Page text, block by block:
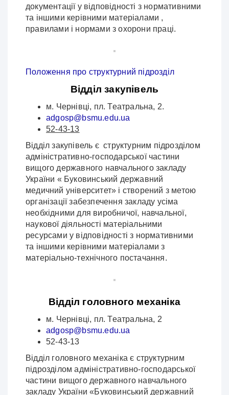
документації у відповідності з нормативними
та іншими керівними матеріалами ,
правилами і нормами з охорони праці.
Положення про структурний підрозділ
Відділ закупівель
м. Чернівці, пл. Театральна, 2.
adgosp@bsmu.edu.ua
52-43-13
Відділ закупівель є структурним підрозділом
адміністративно-господарської частини
вищого державного навчального закладу
України « Буковинський державний
медичний університет» і створений з метою
організації забезпечення закладу усіма
необхідними для виробничої, навчальної,
наукової діяльності матеріальними
ресурсами у відповідності з нормативними
та іншими керівними матеріалами з
матеріально-технічного постачання.
Відділ головного механіка
м. Чернівці, пл. Театральна, 2
adgosp@bsmu.edu.ua
52-43-13
Відділ головного механіка є структурним
підрозділом адміністративно-господарської
частини вищого державного навчального
закладу України «Буковинський державний